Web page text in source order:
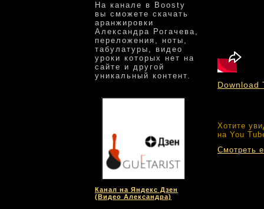
На канале в Boosty
вы сможете скачать
аранжировки
Александра Рогачева,
переложения, ноты,
табулатуры, видео
уроки которых нет на
сайте и другой
уникальный контент.
Канал на Яндекс Дзен
(Видео Александра)
Download
Хотите
на You
Смотреть